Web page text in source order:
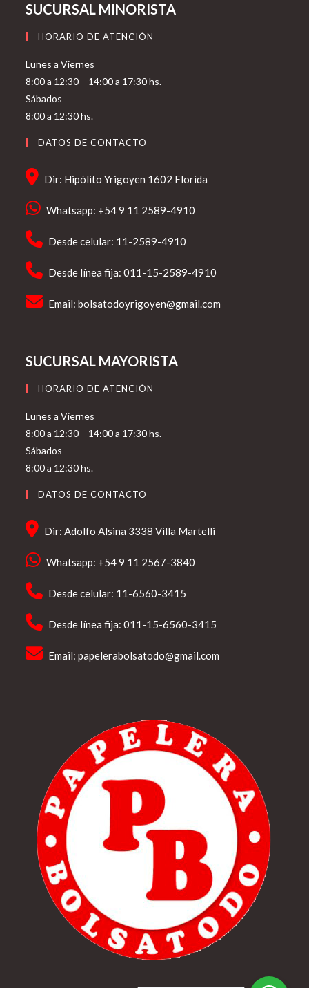
SUCURSAL MINORISTA
HORARIO DE ATENCIÓN
Lunes a Viernes
8:00 a 12:30 – 14:00 a 17:30 hs.
Sábados
8:00 a 12:30 hs.
DATOS DE CONTACTO
Dir: Hipólito Yrigoyen 1602 Florida
Whatsapp: +54 9 11 2589-4910
Desde celular: 11-2589-4910
Desde línea fija: 011-15-2589-4910
Email:bolsatodoyrigoyen@gmail.com
SUCURSAL MAYORISTA
HORARIO DE ATENCIÓN
Lunes a Viernes
8:00 a 12:30 – 14:00 a 17:30 hs.
Sábados
8:00 a 12:30 hs.
DATOS DE CONTACTO
Dir: Adolfo Alsina 3338 Villa Martelli
Whatsapp: +54 9 11 2567-3840
Desde celular: 11-6560-3415
Desde línea fija: 011-15-6560-3415
Email:papelerabolsatodo@gmail.com